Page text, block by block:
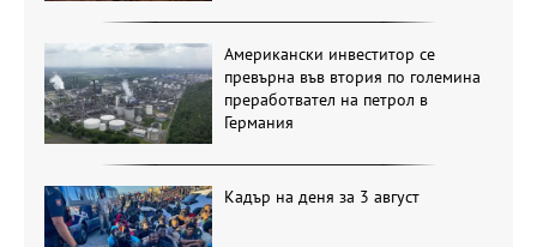
Американски инвеститор се
превърна във втория по големина
преработвател на петрол в
Германия
Кадър на деня за 3 август